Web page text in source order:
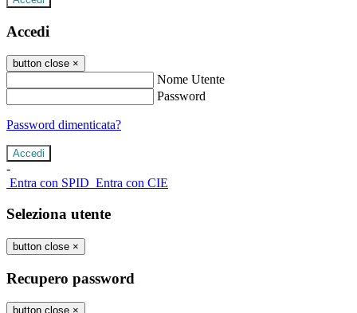
Accedi
button close ×
Nome Utente
Password
Password dimenticata?
-
Entra con SPID Entra con CIE
Seleziona utente
button close ×
Recupero password
button close ×